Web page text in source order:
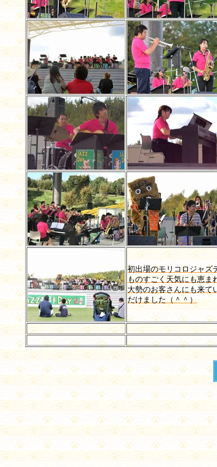
初出場のモリコロジャズ
ものすごく天気にも恵ま
大勢のお客さんにも来て
だけました（＾＾）